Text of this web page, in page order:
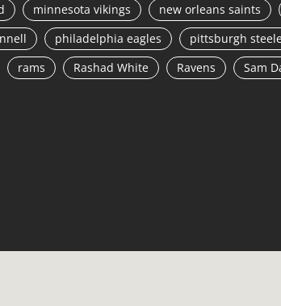
minnesota vikings new orleans saints
philadelphia eagles pittsburgh
rams Rashad White Ravens Sam